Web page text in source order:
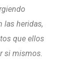
las heridas,
que ellos
si mismos.